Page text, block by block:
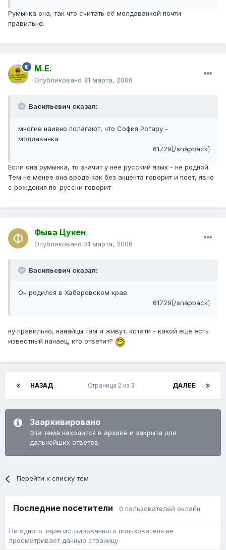
Румынка она, так что считать её молдаванкой почти
правильно.
М.Е.
Опубликовано 31 марта, 2006
Васильевич сказал:
многие наивно полагают, что София Ротару -
молдаванка
61729[/snapback]
Если она румынка, то значит у нее русский язык - не родной.
Тем не менее она вроде как без акцента говорит и поет, явно
с рождения по-русски говорит
Фыва Цукен
Опубликовано 31 марта, 2006
Васильевич сказал:
Он родился в Хабаровском крае.
61729[/snapback]
ну правильно, нанайцы там и живут. кстати - какой ещё есть
известный нанаец, кто ответит?
НАЗАД ДАЛЕЕ
Страница 2 из 3
Заархивировано
Эта тема находится в архиве и закрыта для
дальнейших ответов.
Перейти к списку тем
Последние посетители 0 пользователей онлайн
Ни одного зарегистрированного пользователя не
просматривает данную страницу